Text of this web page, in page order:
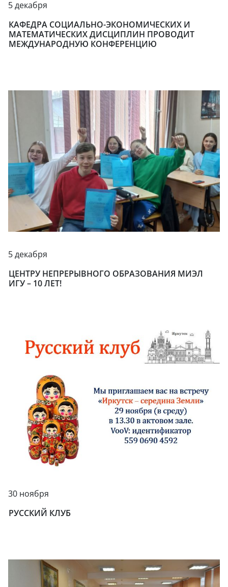
5 декабря
КАФЕДРА СОЦИАЛЬНО-ЭКОНОМИЧЕСКИХ И
МАТЕМАТИЧЕСКИХ ДИСЦИПЛИН ПРОВОДИТ
МЕЖДУНАРОДНУЮ КОНФЕРЕНЦИЮ
5 декабря
ЦЕНТРУ НЕПРЕРЫВНОГО ОБРАЗОВАНИЯ МИЭЛ
ИГУ – 10 ЛЕТ!
30 ноября
РУССКИЙ КЛУБ